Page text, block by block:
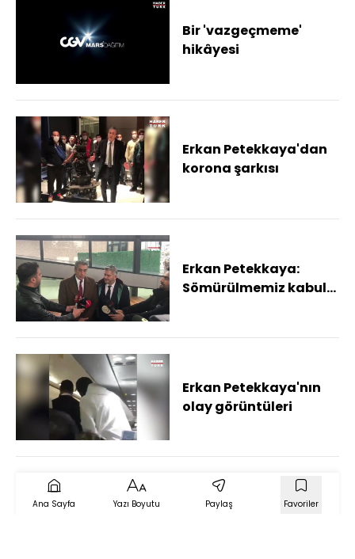
Bir 'vazgeçmeme'
hikâyesi
Erkan Petekkaya'dan
korona şarkısı
Erkan Petekkaya:
Sömürülmemiz kabul
Erkan Petekkaya'nın
olay görüntüleri
Ana Sayfa Yazı Boyutu Paylaş Favoriler